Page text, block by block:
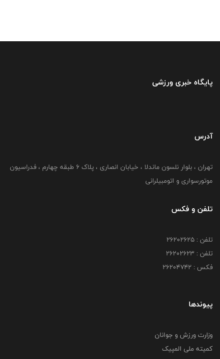
پایگاه خبری ورزشی
آدرس
تهران ، بلوار نلسون ماندلا ، خیابان انصاری ، پلاک ۶ طبقه چهارم ، فدراسیون
موتورسواری و اتومبیلرانی
تلفن و فکس
تلفن : ۲۶۲۰۲۶۲۵
تلفن : ۲۶۲۰۲۶۲۳
فکس : ۲۶۲۰۴۷۴۲
پیوندها
وزارت ورزش و جوانان
کمیته ملی المپیک